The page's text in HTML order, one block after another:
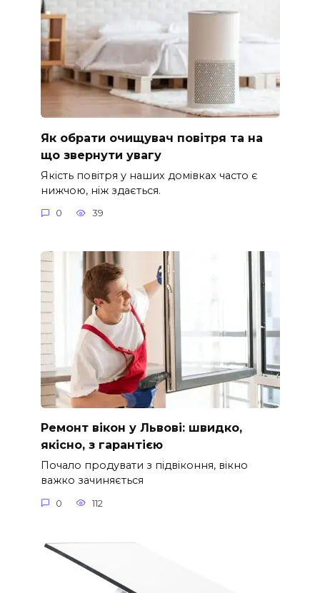
Як обрати очищувач повітря та на
що звернути увагу
Якість повітря у наших домівках часто є
нижчою, ніж здається.
0 39
Ремонт вікон у Львові: швидко,
якісно, з гарантією
Почало продувати з підвіконня, вікно
важко зачиняється
0 112